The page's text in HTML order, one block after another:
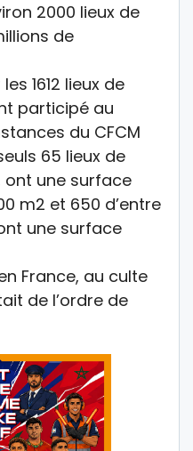
2000 lieux de
de
1612 lieux de
participé au
du CFCM
65 lieux de
ont une surface
m2 et 650 d’entre
une surface
France, au culte
de l’ordre de